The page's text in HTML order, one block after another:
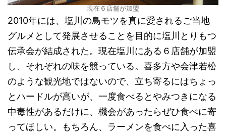
現在６店舗が加盟
2010年には、塩川の鳥モツを真に愛されるご当地
グルメとして発展させることを目的に塩川とりもつ
伝承会が結成された。現在塩川にある６店舗が加盟
し、それぞれの味を競っている。喜多方や会津若松
のような観光地ではないので、立ち寄るにはちょっ
とハードルが高いが、一度食べるとやみつきになる
中毒性があるだけに、機会があったらぜひ食べに寄
ってほしい。もちろん、ラーメンを食べに入った喜